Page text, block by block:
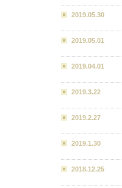
2019.05.30
2019.05.01
2019.04.01
2019.3.22
2019.2.27
2019.1.30
2018.12.25